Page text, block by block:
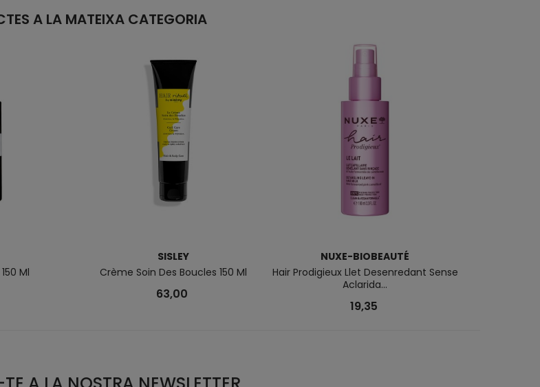
A LA MATEIXA CATEGORIA
Ml
SISLEY
Crème Soin Des Boucles 150 Ml
63,00
NUXE-BIOBEAUTÉ
Hair Prodigieux Llet Desenredant Sense
Aclarida...
19,35